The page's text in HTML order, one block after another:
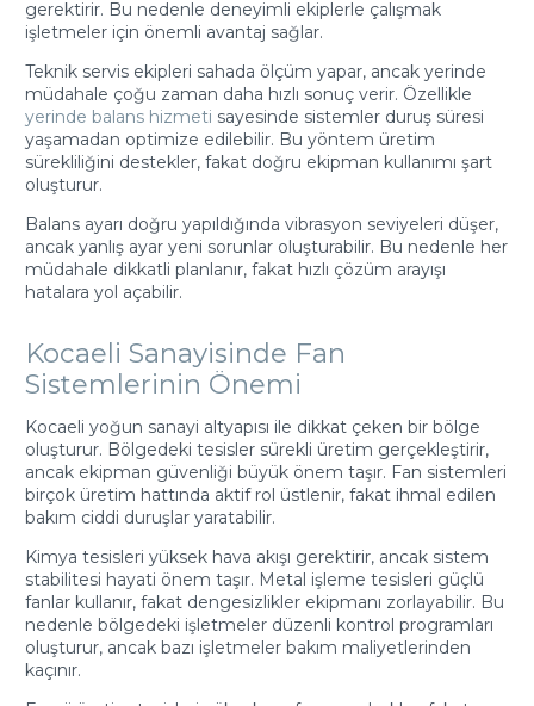
gerektirir. Bu nedenle deneyimli ekiplerle çalışmak
işletmeler için önemli avantaj sağlar.
Teknik servis ekipleri sahada ölçüm yapar, ancak yerinde
müdahale çoğu zaman daha hızlı sonuç verir. Özellikle
yerinde balans hizmeti sayesinde sistemler duruş süresi
yaşamadan optimize edilebilir. Bu yöntem üretim
sürekliliğini destekler, fakat doğru ekipman kullanımı şart
oluşturur.
Balans ayarı doğru yapıldığında vibrasyon seviyeleri düşer,
ancak yanlış ayar yeni sorunlar oluşturabilir. Bu nedenle her
müdahale dikkatli planlanır, fakat hızlı çözüm arayışı
hatalara yol açabilir.
Kocaeli Sanayisinde Fan
Sistemlerinin Önemi
Kocaeli yoğun sanayi altyapısı ile dikkat çeken bir bölge
oluşturur. Bölgedeki tesisler sürekli üretim gerçekleştirir,
ancak ekipman güvenliği büyük önem taşır. Fan sistemleri
birçok üretim hattında aktif rol üstlenir, fakat ihmal edilen
bakım ciddi duruşlar yaratabilir.
Kimya tesisleri yüksek hava akışı gerektirir, ancak sistem
stabilitesi hayati önem taşır. Metal işleme tesisleri güçlü
fanlar kullanır, fakat dengesizlikler ekipmanı zorlayabilir. Bu
nedenle bölgedeki işletmeler düzenli kontrol programları
oluşturur, ancak bazı işletmeler bakım maliyetlerinden
kaçınır.